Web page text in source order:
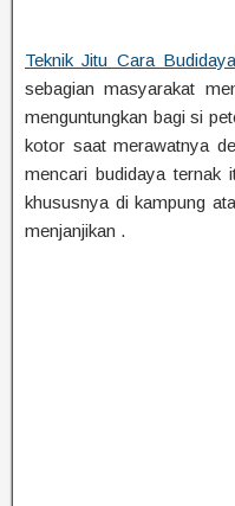
Teknik Jitu Cara
sebagian masyarakat
menguntungkan bagi si
kotor saat merawatnya
mencari budidaya ternak
khususnya di kampung
menjanjikan .